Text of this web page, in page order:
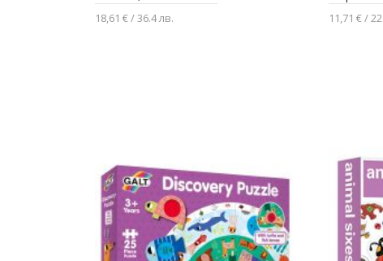
18,61 € / 36.4 лв. 11,71 € /